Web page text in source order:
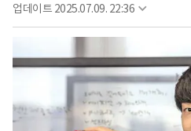
업데이트 2025.07.09. 22:36